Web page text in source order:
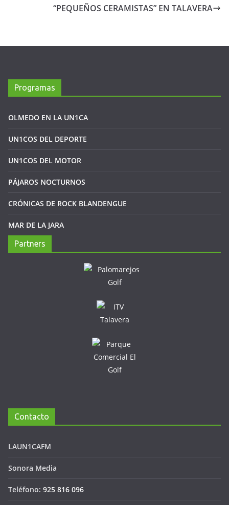
“PEQUEÑOS CERAMISTAS” EN TALAVERA
Programas
OLMEDO EN LA UN1CA
UN1COS DEL DEPORTE
UN1COS DEL MOTOR
PÁJAROS NOCTURNOS
CRÓNICAS DE ROCK BLANDENGUE
MAR DE LA JARA
Partners
Contacto
LAUN1CAFM
Sonora Media
Teléfono: 925 816 096